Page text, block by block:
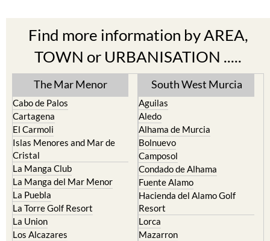
Find more information by AREA,
TOWN or URBANISATION .....
The Mar Menor
Cabo de Palos
Cartagena
El Carmoli
Islas Menores and Mar de
Cristal
La Manga Club
La Manga del Mar Menor
La Puebla
La Torre Golf Resort
La Union
Los Alcazares
South West Murcia
Aguilas
Aledo
Alhama de Murcia
Bolnuevo
Camposol
Condado de Alhama
Fuente Alamo
Hacienda del Alamo Golf
Resort
Lorca
Mazarron